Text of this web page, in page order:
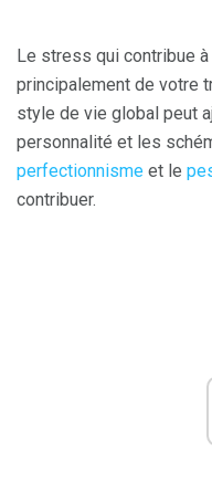
Le stress qui contribue
principalement de votre
style de vie global peut
personnalité et les
perfectionnisme et le
contribuer.